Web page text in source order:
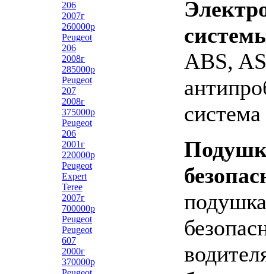
206
2007г
260000р
Peugeot
206
2008г
285000р
Peugeot
207
2008г
375000р
Peugeot
206
2001г
220000р
Peugeot
Expert
Teree
2007г
700000р
Peugeot
Peugeot
607
2000г
370000р
ABS,
система
подушка